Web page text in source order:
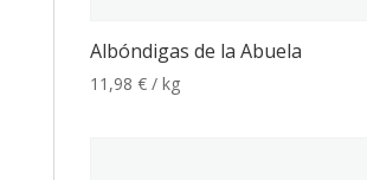
Albóndigas de la Abuela
11,98 € / kg